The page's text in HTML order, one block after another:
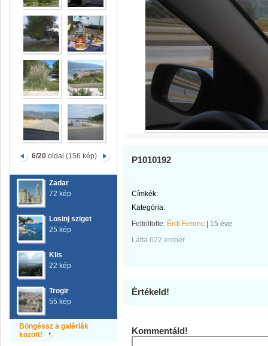
6/20oldal (156 kép)
Zadar
72 kép
Losinj sziget
25 kép
Klis
22 kép
Trogir
55 kép
Böngéssz a galériák
között!
P1010192
Címkék:
Kategória:
Feltöltötte: Érdi Ferenc
15 éve
Látta 622 ember.
Értékeld!
Kommentáld!